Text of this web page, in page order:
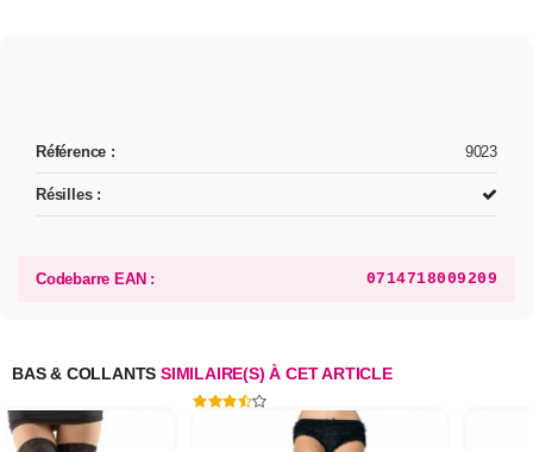
Référence : 9023
Résilles :
Codebarre EAN : 0714718009209
BAS & COLLANTS SIMILAIRE(S) À CET ARTICLE